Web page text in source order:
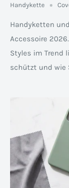
Handykette
Handyketten
Accessoire
Styles im Trend
schützt und wie